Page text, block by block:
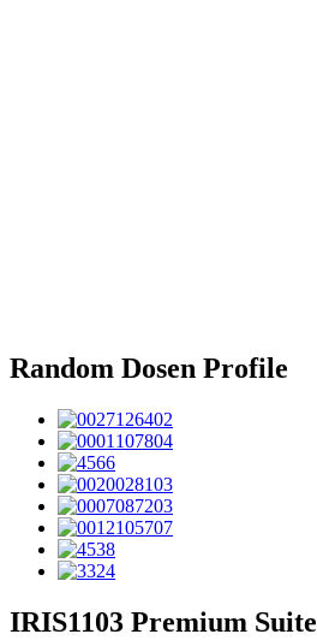
Random Dosen Profile
IRIS1103 Premium Suite